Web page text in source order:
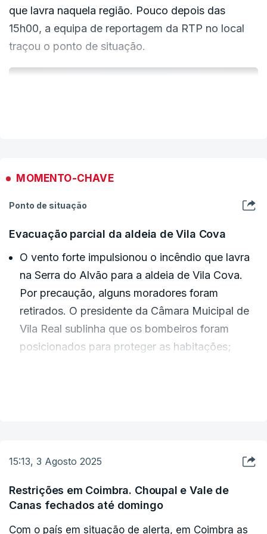
das 16h20 havia 168 operacionais, 48 viaturas e
dez meios aéreos mobilizados para este incêndio,
que lavra em quatro frentes.
que lavra naquela região. Pouco depois das
15h00, a equipa de reportagem da RTP no local
traçou o ponto de situação.
também a acompanhar a situação em Vilarinho.
MOMENTO-CHAVE
Ponto de situação
Evacuação parcial da aldeia de Vila Cova
O vento forte impulsionou o incêndio que lavra
na Serra do Alvão para a aldeia de Vila Cova.
Por precaução, alguns moradores foram
retirados. O presidente da Câmara Muicipal de
Vila Real sublinha que os bombeiros foram
posicionados para proteger as habitações;
Está dado como dominado o incêndio que afeta
há oito dias Ponte da Barca. Contudo, o
15:13, 3 Agosto 2025
Restrições em Coimbra. Choupal e Vale de
Canas fechados até domingo
Com o país em situação de alerta, em Coimbra as